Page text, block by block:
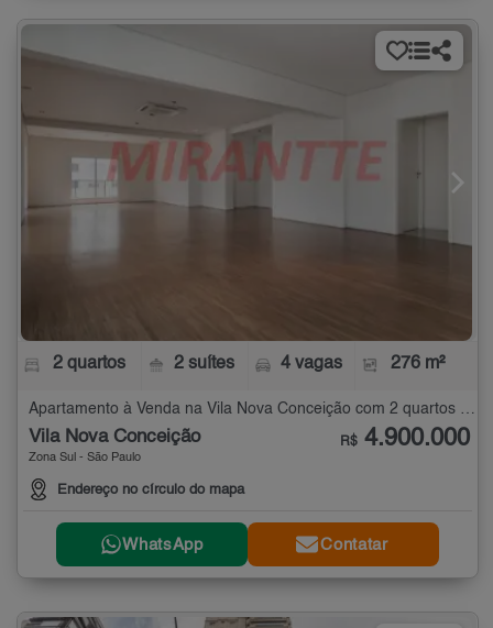
2 quartos 2 suítes 4 vagas 276 m²
Apartamento à Venda na Vila Nova Conceição com 2 quartos - 276 m²
Vila Nova Conceição
Zona Sul - São Paulo
Endereço no círculo do mapa
R$ 4.900.000
WhatsApp Contatar